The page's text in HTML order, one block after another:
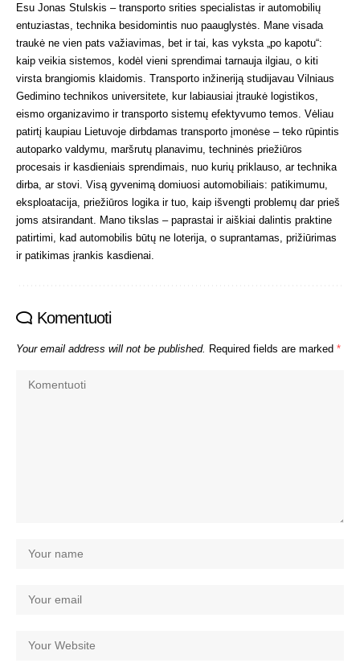
Esu Jonas Stulskis – transporto srities specialistas ir automobilių
entuziastas, technika besidomintis nuo paauglystės. Mane visada
traukė ne vien pats važiavimas, bet ir tai, kas vyksta „po kapotu“:
kaip veikia sistemos, kodėl vieni sprendimai tarnauja ilgiau, o kiti
virsta brangiomis klaidomis. Transporto inžineriją studijavau Vilniaus
Gedimino technikos universitete, kur labiausiai įtraukė logistikos,
eismo organizavimo ir transporto sistemų efektyvumo temos. Vėliau
patirtį kaupiau Lietuvoje dirbdamas transporto įmonėse – teko rūpintis
autoparko valdymu, maršrutų planavimu, techninės priežiūros
procesais ir kasdieniais sprendimais, nuo kurių priklauso, ar technika
dirba, ar stovi. Visą gyvenimą domiuosi automobiliais: patikimumu,
eksploatacija, priežiūros logika ir tuo, kaip išvengti problemų dar prieš
joms atsirandant. Mano tikslas – paprastai ir aiškiai dalintis praktine
patirtimi, kad automobilis būtų ne loterija, o suprantamas, prižiūrimas
ir patikimas įrankis kasdienai.
Komentuoti
Your email address will not be published. Required fields are marked *